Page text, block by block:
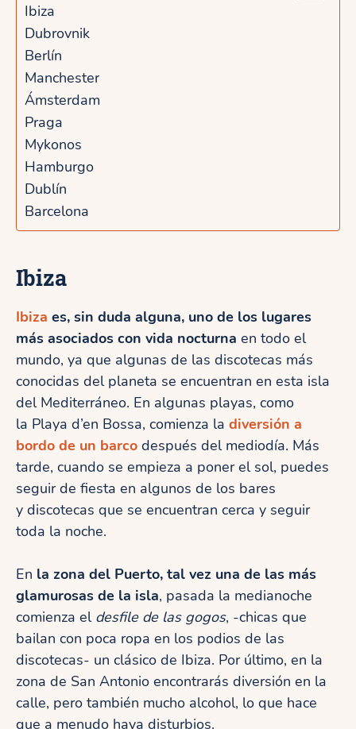
Ibiza
Dubrovnik
Berlín
Manchester
Ámsterdam
Praga
Mykonos
Hamburgo
Dublín
Barcelona
Ibiza
Ibiza es, sin duda alguna, uno de los lugares
más asociados con vida nocturna en todo el
mundo, ya que algunas de las discotecas más
conocidas del planeta se encuentran en esta isla
del Mediterráneo. En algunas playas, como
la Playa d’en Bossa, comienza la diversión a
bordo de un barco después del mediodía. Más
tarde, cuando se empieza a poner el sol, puedes
seguir de fiesta en algunos de los bares
y discotecas que se encuentran cerca y seguir
toda la noche.
En la zona del Puerto, tal vez una de las más
glamurosas de la isla, pasada la medianoche
comienza el desfile de las gogos, -chicas que
bailan con poca ropa en los podios de las
discotecas- un clásico de Ibiza. Por último, en la
zona de San Antonio encontrarás diversión en la
calle, pero también mucho alcohol, lo que hace
que a menudo haya disturbios.